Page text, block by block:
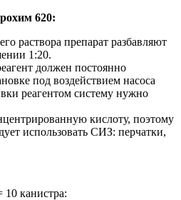
620:
раствора препарат разбавляют
1:20.
должен постоянно
под воздействием насоса
реагентом систему нужно
кислоту, поэтому
использовать СИЗ: перчатки,
10 канистра: